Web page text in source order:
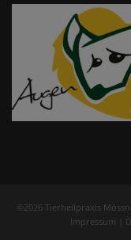
©2026 Tierheilpraxis
Impressum |